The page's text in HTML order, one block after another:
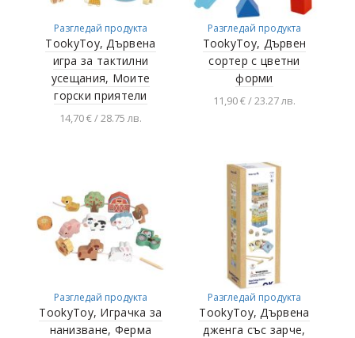
Разгледай продукта
TookyToy, Дървена
игра за тактилни
усещания, Моите
горски приятели
14,70 € / 28.75 лв.
Разгледай продукта
TookyToy, Дървен
сортер с цветни
форми
11,90 € / 23.27 лв.
Разгледай продукта
TookyToy, Играчка за
нанизване, Ферма
Разгледай продукта
TookyToy, Дървена
дженга със зарче,